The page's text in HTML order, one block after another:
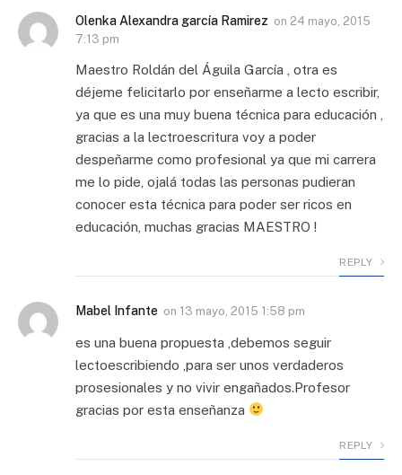
Olenka Alexandra garcía Ramirez on 24 mayo, 2015
7:13 pm
Maestro Roldán del Águila García , otra es
déjeme felicitarlo por enseñarme a lecto escribir,
ya que es una muy buena técnica para educación ,
gracias a la lectroescritura voy a poder
despeñarme como profesional ya que mi carrera
me lo pide, ojalá todas las personas pudieran
conocer esta técnica para poder ser ricos en
educación, muchas gracias MAESTRO !
REPLY
Mabel Infante on 13 mayo, 2015 1:58 pm
es una buena propuesta ,debemos seguir
lectoescribiendo ,para ser unos verdaderos
prosesionales y no vivir engañados.Profesor
gracias por esta enseñanza
REPLY